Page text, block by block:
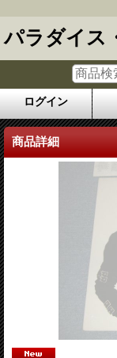
パラダイス
ログイン
商品詳細